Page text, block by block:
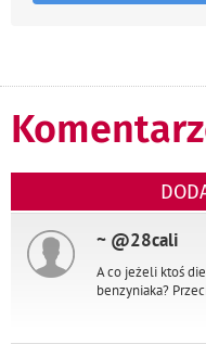
~ @28cali
A co jeżeli ktoś
benzyniaka?